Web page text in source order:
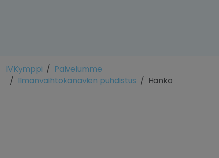
IVKymppi
Palvelumme
Ilmanvaihtokanavien puhdistus
Hanko